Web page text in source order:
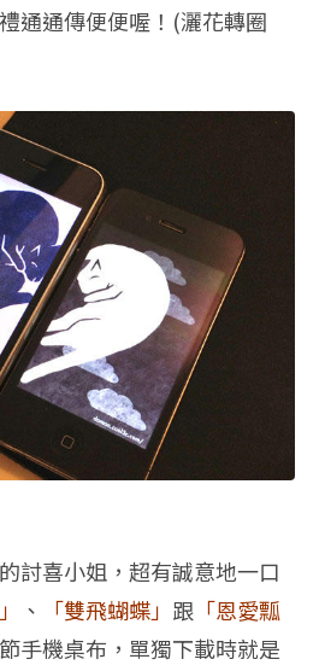
通通傳便便喔！(灑花轉圈
討喜小姐，超有誠意地一口
、 「雙飛蝴蝶」 跟 「恩愛瓢
手機桌布，單獨下載時就是